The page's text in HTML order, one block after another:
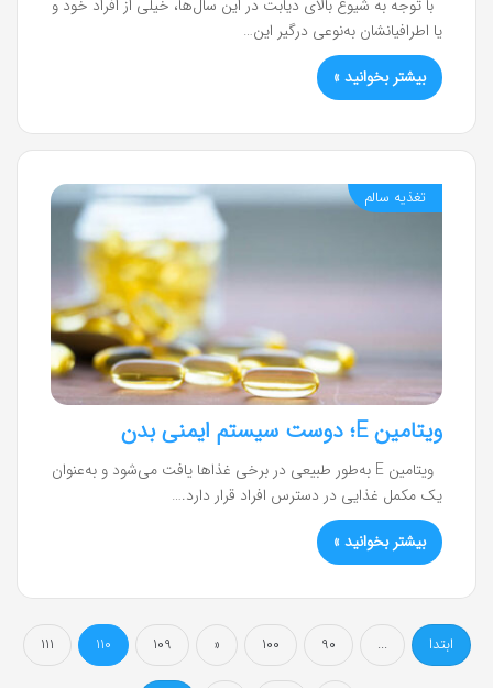
با توجه به شیوع بالای دیابت در این سال‌ها، خیلی از افراد خود و
یا اطرافیانشان به‌نوعی درگیر این…
بیشتر بخوانید »
تغذیه سالم
ویتامین E؛ دوست سیستم ایمنی بدن
ویتامین E به‌طور طبیعی در برخی غذاها یافت می‌شود و به‌عنوان
یک مکمل غذایی در دسترس افراد قرار دارد.…
بیشتر بخوانید »
ابتدا ...
90
100
«
109
110
111